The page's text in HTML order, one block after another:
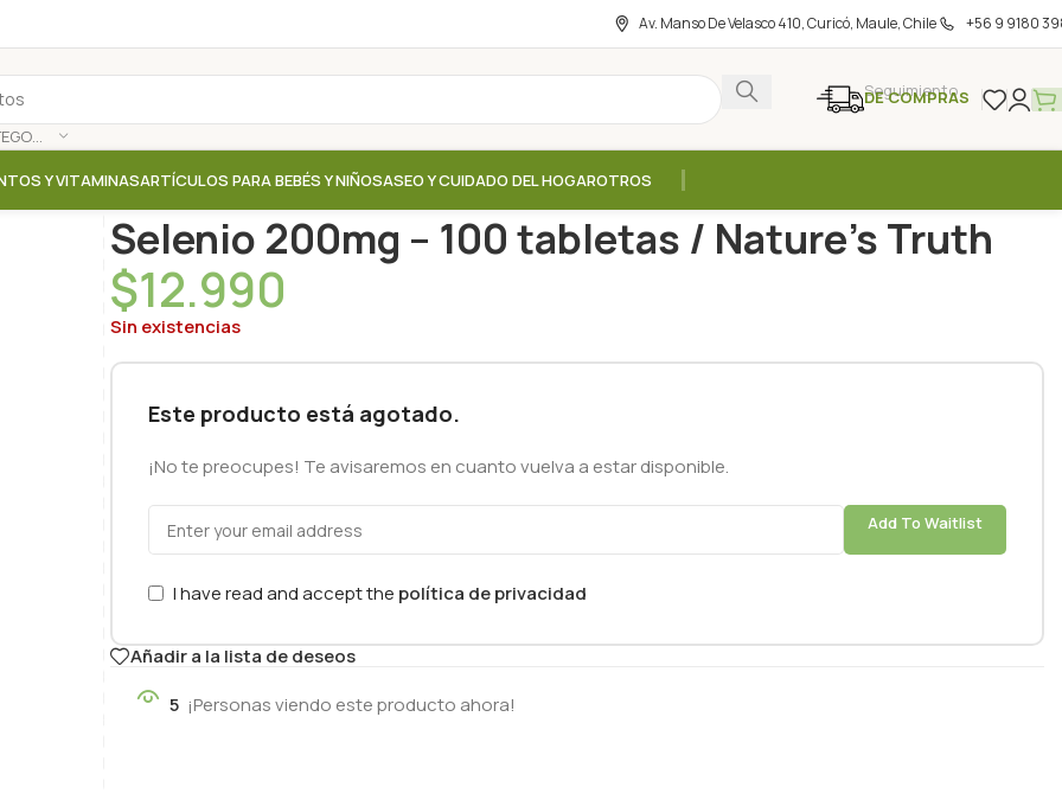
Av. Manso De Velasco 410, Curicó, Maule, Chile +56 9 9180
SELECCIONAR CATEGORÍA
Seguimiento
DE COMPRAS
Y VITAMINASARTÍCULOS PARA BEBÉS Y NIÑOSASEO Y CUIDADO DEL HOGAROTROS
Selenio 200mg – 100 tabletas / Nature’s Truth
$12.990
Sin existencias
Este producto está agotado.
¡No te preocupes! Te avisaremos en cuanto vuelva a estar disponible.
Add To Waitlist
I have read and accept the política de privacidad
Añadir a la lista de deseos
5 ¡Personas viendo este producto ahora!